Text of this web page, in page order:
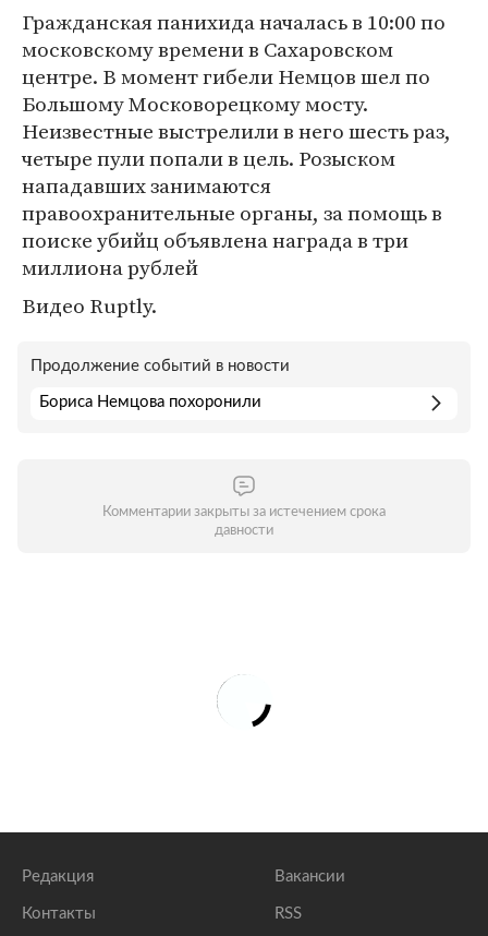
Гражданская панихида началась в 10:00 по
московскому времени в Сахаровском
центре. В момент гибели Немцов шел по
Большому Московорецкому мосту.
Неизвестные выстрелили в него шесть раз,
четыре пули попали в цель. Розыском
нападавших занимаются
правоохранительные органы, за помощь в
поиске убийц объявлена награда в три
миллиона рублей
Видео Ruptly.
Продолжение событий в новости
Бориса Немцова похоронили
Комментарии закрыты за истечением срока
давности
Редакция
Контакты
Вакансии
RSS